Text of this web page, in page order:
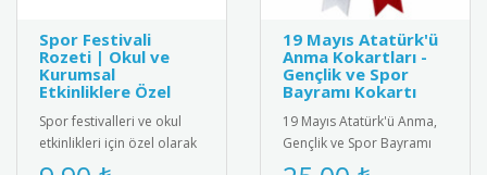
Spor Festivali
Rozeti | Okul ve
Kurumsal
Etkinliklere Özel
Spor festivalleri ve okul
etkinlikleri için özel olarak
tasarlanmış rozet.
19 Mayıs Atatürk'ü
Anma Kokartları -
Gençlik ve Spor
Bayramı Kokartı
19 Mayıs Atatürk'ü Anma,
Gençlik ve Spor Bayramı
için özel tasarım kokart